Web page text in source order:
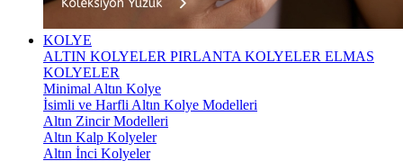
KOLYE
ALTIN KOLYELER PIRLANTA KOLYELER ELMAS
KOLYELER
Minimal Altın Kolye
İsimli ve Harfli Altın Kolye Modelleri
Altın Zincir Modelleri
Altın Kalp Kolyeler
Altın İnci Kolyeler